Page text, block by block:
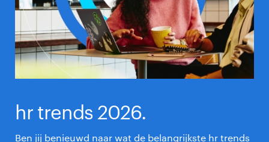
hr trends 2026.
Ben jij benieuwd naar wat de belangrijkste hr trends